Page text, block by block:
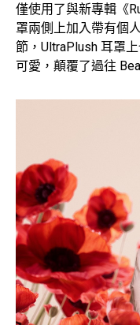
僅使用了與新專輯《
罩兩側上加入帶有個
節，UltraPlush 耳罩
可愛，顛覆了過往